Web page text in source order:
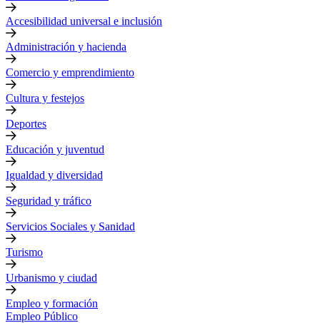
Accesibilidad universal e inclusión
Administración y hacienda
Comercio y emprendimiento
Cultura y festejos
Deportes
Educación y juventud
Igualdad y diversidad
Seguridad y tráfico
Servicios Sociales y Sanidad
Turismo
Urbanismo y ciudad
Empleo y formación
Empleo Público